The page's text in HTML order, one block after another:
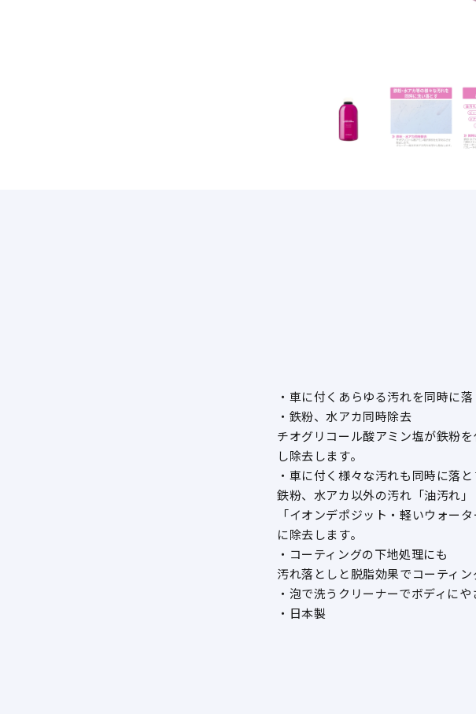
・車に付くあらゆる汚れを同時に
・鉄粉、水アカ同時除去
チオグリコール酸アミン塩が鉄粉
し除去します。
・車に付く様々な汚れも同時に落
鉄粉、水アカ以外の汚れ「油汚れ
「イオンデポジット・軽いウォー
に除去します。
・コーティングの下地処理にも
汚れ落としと脱脂効果でコーティン
・泡で洗うクリーナーでボディにや
・日本製